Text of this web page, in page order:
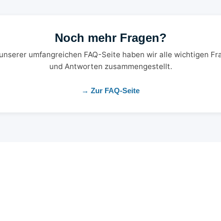
Noch mehr Fragen?
umfangreichen FAQ-Seite haben wir alle wichtigen
und Antworten zusammengestellt.
→ Zur FAQ-Seite